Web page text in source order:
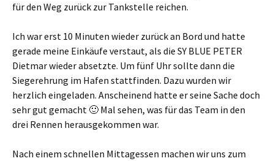
für den Weg zurück zur Tankstelle reichen.
Ich war erst 10 Minuten wieder zurück an Bord und hatte
gerade meine Einkäufe verstaut, als die SY BLUE PETER
Dietmar wieder absetzte. Um fünf Uhr sollte dann die
Siegerehrung im Hafen stattfinden. Dazu wurden wir
herzlich eingeladen. Anscheinend hatte er seine Sache doch
sehr gut gemacht 🙂 Mal sehen, was für das Team in den
drei Rennen herausgekommen war.
Nach einem schnellen Mittagessen machen wir uns zum